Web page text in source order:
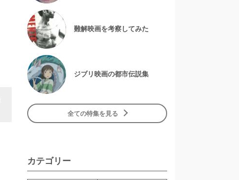
難解映画を考察してみた
ジブリ映画の都市伝説集
全ての特集を見る
カテゴリー